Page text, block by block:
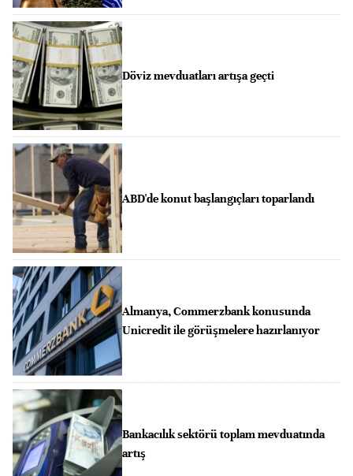
Döviz mevduatları artışa geçti
ABD'de konut başlangıçları toparlandı
Almanya, Commerzbank konusunda
Unicredit ile görüşmelere hazırlanıyor
Bankacılık sektörü toplam mevduatında
artış